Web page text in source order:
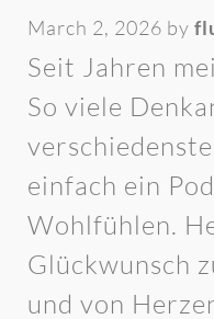
March 2, 2026 by
Seit Jahren
So viele
einfach ein
Wohlfühlen.
Glückwunsch
und von